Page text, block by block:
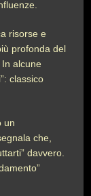
risorse e
profonda del
alcune
classico
un
che,
davvero.